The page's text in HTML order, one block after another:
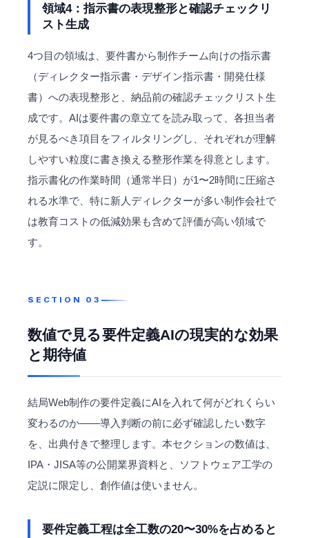
領域4：指示書の表現整形と確認チェックリ
スト生成
4つ目の領域は、要件書から制作チーム向けの指示書
（ディレクター指示書・デザイン指示書・開発仕様
書）への表現整形と、納品前の確認チェックリスト生
成です。AIは要件書の章立てを読み取って、各担当者
が見るべき項目をフィルタリングし、それぞれが理解
しやすい粒度に書き換える整形作業を得意とします。
指示書化の作業時間（通常半日）が1〜2時間に圧縮さ
れる水準で、特に新人ディレクターが多い制作会社で
は教育コストの低減効果も含めて評価が高い領域で
す。
数値で見る要件定義AIの現実的な効果
と期待値
結局Web制作の要件定義にAIを入れて何がどれくらい
変わるのか——導入判断の前に必ず確認したい数字
を、出典付きで整理します。本セクションの数値は、
IPA・JISA等の公開業界資料と、ソフトウェア工学の
定説に限定し、創作値は使いません。
要件定義工程は全工数の20〜30%を占めると